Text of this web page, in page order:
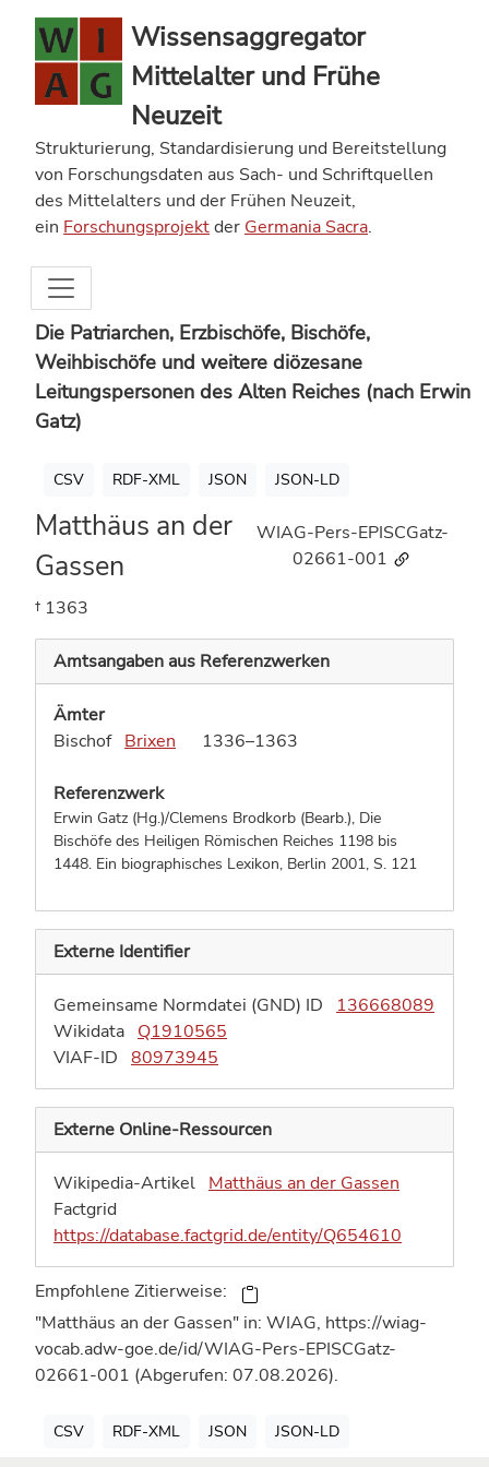
Wissensaggregator
Mittelalter und Frühe
Neuzeit
Strukturierung, Standardisierung und Bereitstellung
von Forschungsdaten aus Sach- und Schriftquellen
des Mittelalters und der Frühen Neuzeit,
ein Forschungsprojektder Germania Sacra.
Die Patriarchen, Erzbischöfe, Bischöfe,
Weihbischöfe und weitere diözesane
Leitungspersonen des Alten Reiches (nach Erwin
Gatz)
CSV RDF-XML JSON JSON-LD
Matthäus an der
Gassen
WIAG-Pers-EPISCGatz-
02661-001
† 1363
Amtsangaben aus Referenzwerken
Ämter
Bischof Brixen 1336–1363
Referenzwerk
Erwin Gatz (Hg.)/Clemens Brodkorb (Bearb.), Die
Bischöfe des Heiligen Römischen Reiches 1198 bis
1448. Ein biographisches Lexikon, Berlin 2001, S. 121
Externe Identifier
Gemeinsame Normdatei (GND) ID
136668089
Wikidata Q1910565
VIAF-ID 80973945
Externe Online-Ressourcen
Wikipedia-Artikel Matthäus an der Gassen
Factgrid
https://database.factgrid.de/entity/Q654610
Empfohlene Zitierweise:
"Matthäus an der Gassen" in: WIAG, https://wiag-
vocab.adw-goe.de/id/WIAG-Pers-EPISCGatz-
02661-001 (Abgerufen: 07.08.2026).
CSV RDF-XML JSON JSON-LD